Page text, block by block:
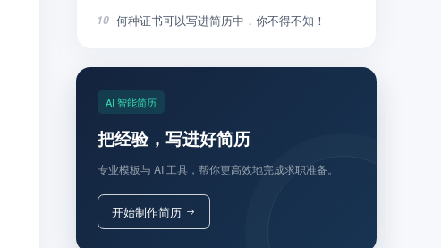
10 何种证书可以写进简历中，你不得不知！
AI 智能简历
把经验，写进好简历
专业模板与 AI 工具，帮你更高效地完成求职准备。
开始制作简历